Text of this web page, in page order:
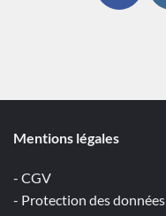
Mentions légales
- CGV
- Protection des données